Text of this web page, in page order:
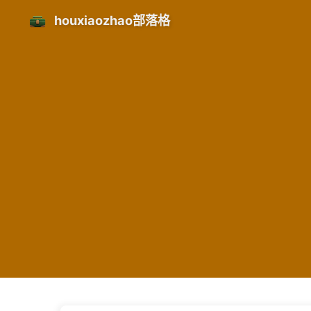
houxiaozhao部落格